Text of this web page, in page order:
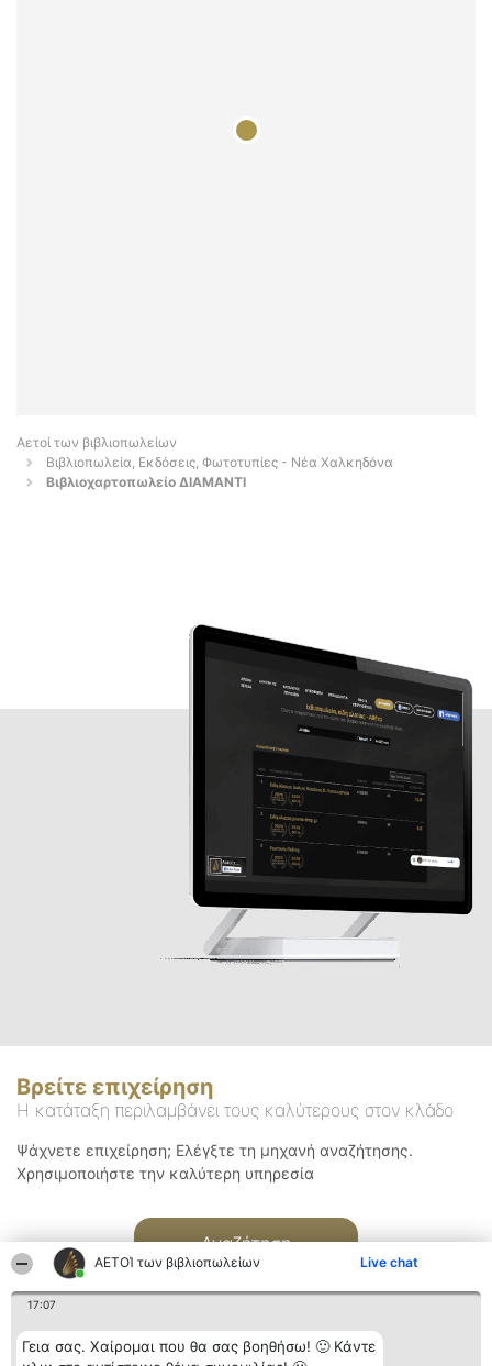
ΑΕΤΟΊ των βιβλιοπωλείων Live chat
17:07
Γεια σας. Χαίρομαι που θα σας βοηθήσω! 🙂 Κάντε
Αετοί των βιβλιοπωλείων
Βιβλιοπωλεία, Εκδόσεις, Φωτοτυπίες - Νέα Χαλκηδόνα
Βιβλιοχαρτοπωλείο ΔΙΑΜΑΝΤΙ
Βρείτε επιχείρηση
Η κατάταξη περιλαμβάνει τους καλύτερους στον κλάδο
Ψάχνετε επιχείρηση; Ελέγξτε τη μηχανή αναζήτησης.
Χρησιμοποιήστε την καλύτερη υπηρεσία
Αναζήτηση